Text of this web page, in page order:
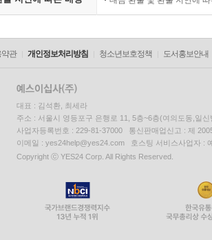
약관 개인정보처리방침 청소년보호정책 도서홍보안내
대표 : 김석환, 최세라
주소 : 서울시 영등포구 은행로 11, 5층~6층(여의도동,일신
사업자등록번호 : 229-81-37000 통신판매업신고 : 제
이메일 : yes24help@yes24.com 호스팅 서비스사업자 :
Copyright ⓒ YES24 Corp. All Rights Reserved.